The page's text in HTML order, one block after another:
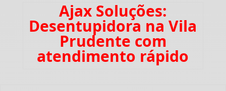
Ajax Soluções:
Desentupidora na Vila
Prudente com
atendimento rápido